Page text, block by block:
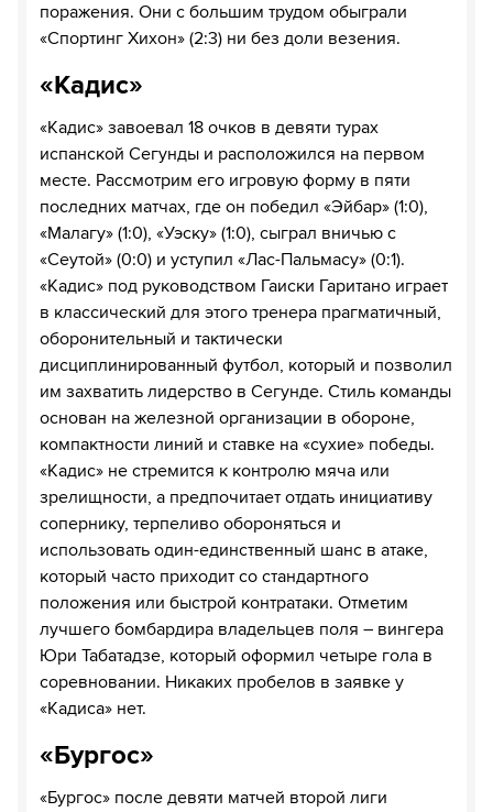
поражения. Они с большим трудом обыграли
«Спортинг Хихон» (2:3) ни без доли везения.
«Кадис»
«Кадис» завоевал 18 очков в девяти турах
испанской Сегунды и расположился на первом
месте. Рассмотрим его игровую форму в пяти
последних матчах, где он победил «Эйбар» (1:0),
«Малагу» (1:0), «Уэску» (1:0), сыграл вничью с
«Сеутой» (0:0) и уступил «Лас-Пальмасу» (0:1).
«Кадис» под руководством Гаиски Гаритано играет
в классический для этого тренера прагматичный,
оборонительный и тактически
дисциплинированный футбол, который и позволил
им захватить лидерство в Сегунде. Стиль команды
основан на железной организации в обороне,
компактности линий и ставке на «сухие» победы.
«Кадис» не стремится к контролю мяча или
зрелищности, а предпочитает отдать инициативу
сопернику, терпеливо обороняться и
использовать один-единственный шанс в атаке,
который часто приходит со стандартного
положения или быстрой контратаки. Отметим
лучшего бомбардира владельцев поля – вингера
Юри Табатадзе, который оформил четыре гола в
соревновании. Никаких пробелов в заявке у
«Кадиса» нет.
«Бургос»
«Бургос» после девяти матчей второй лиги